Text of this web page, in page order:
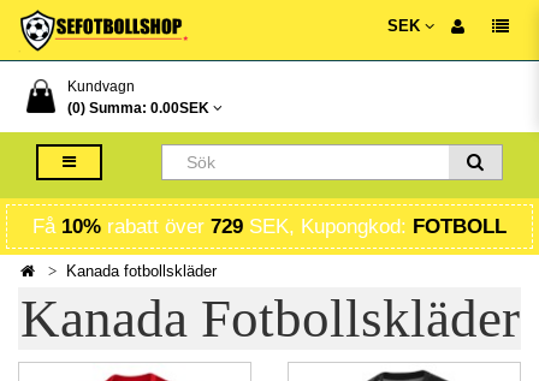
SEK
Kundvagn
(0) Summa: 0.00SEK
Få 10% rabatt över 729 SEK, Kupongkod: FOTBOLL
Kanada fotbollskläder
Kanada Fotbollskläder